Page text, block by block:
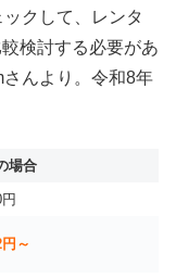
クして、レンタ
検討する必要があ
んより。令和8年
場合
～